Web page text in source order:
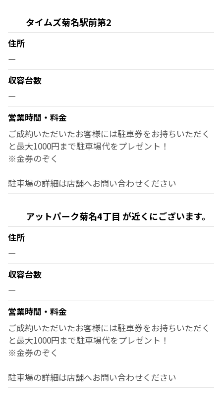
タイムズ菊名駅前第2
住所
ー
収容台数
ー
営業時間・料金
ご成約いただいたお客様には駐車券をお持ちいただく
と最大1000円まで駐車場代をプレゼント！
※金券のぞく
駐車場の詳細は店舗へお問い合わせください
アットパーク菊名4丁目 が近くにございます。
住所
ー
収容台数
ー
営業時間・料金
ご成約いただいたお客様には駐車券をお持ちいただく
と最大1000円まで駐車場代をプレゼント！
※金券のぞく
駐車場の詳細は店舗へお問い合わせください